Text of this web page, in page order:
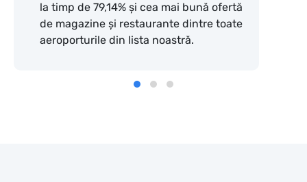
la timp de 79,14% și cea mai bună ofertă
de magazine și restaurante dintre toate
aeroporturile din lista noastră.